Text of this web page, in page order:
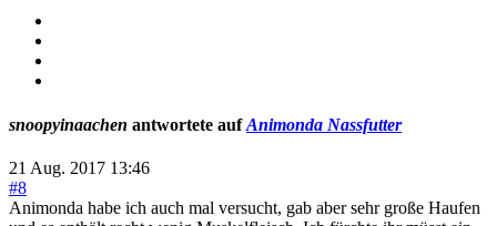
snoopyinaachen antwortete aufAnimonda Nassfutter
21 Aug. 2017 13:46
#8
Animonda habe ich auch mal versucht, gab aber sehr große Haufen